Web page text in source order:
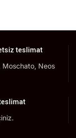
teslimat
Moschato, Neos